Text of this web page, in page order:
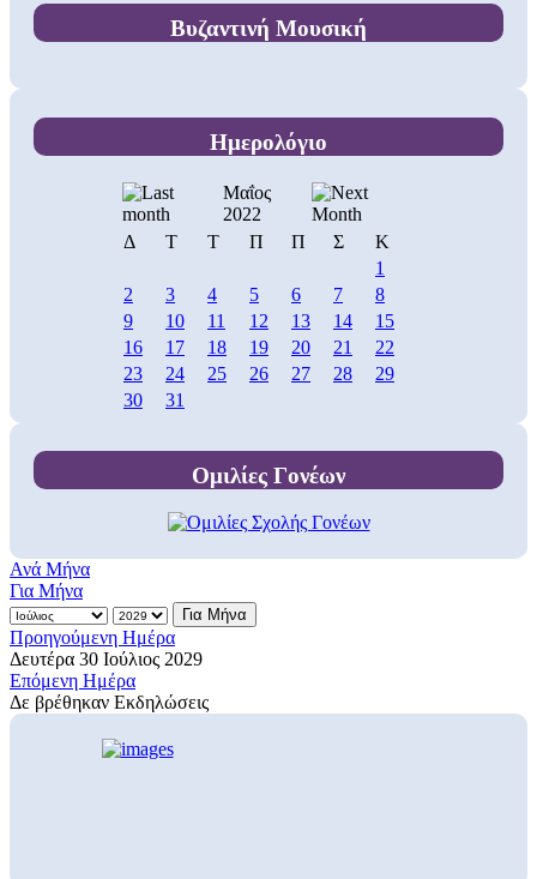
Βυζαντινή Μουσική
Ημερολόγιο
Μαΐος
2022
Δ
Τ Τ Π Π Σ
Κ
1
2
3 4 5 6 7
8
9
10 11 12 13 14
15
16
17 18 19 20 21
22
23
24 25 26 27 28
29
30
31
Ομιλίες Γονέων
Ανά Μήνα
Για Μήνα
Για Μήνα
Προηγούμενη Ημέρα
Δευτέρα 30 Ιούλιος 2029
Επόμενη Ημέρα
Δε βρέθηκαν Εκδηλώσεις